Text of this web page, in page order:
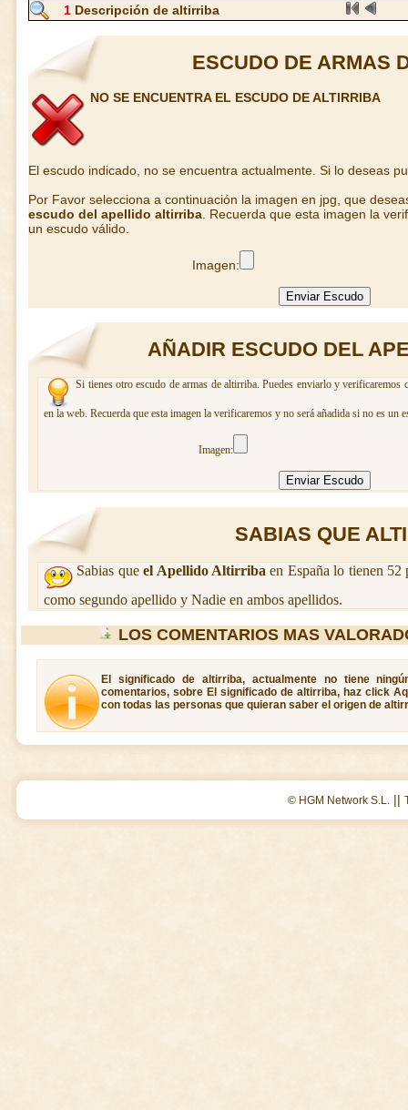
1 Descripción de altirriba
ESCUDO DE ARMAS
NO SE ENCUENTRA EL ESCUDO DE ALTIRRIBA
El escudo indicado, no se encuentra actualmente. Si lo deseas
Por Favor selecciona a continuación la imagen en jpg, que
escudo del apellido altirriba . Recuerda que esta imagen la
un escudo válido.
Imagen:
AÑADIR ESCUDO DEL
Si tienes otro escudo de armas de altirriba. Puedes enviarlo y
en la web. Recuerda que esta imagen la verificaremos y no será añadida si no es un
Imagen:
SABIAS QUE
Sabias queel Apellido Altirriba en España lo tienen 52
como segundo apellido y Nadie en ambos apellidos.
LOS COMENTARIOS MAS
El significado de altirriba, actualmente no tiene
comentarios, sobre El significado de altirriba, haz click
con todas las personas que quieran saber el origen de
© HGM Network S.L. ||